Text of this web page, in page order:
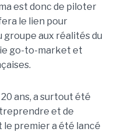
est donc de piloter
le lien pour
aux réalités du
go-to-market et
ans, a surtout été
et de
le premier a été lancé